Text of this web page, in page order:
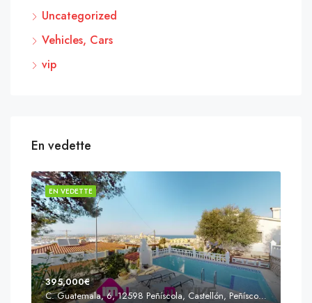
Uncategorized
Vehicles, Cars
vip
En vedette
EN VEDETTE
395,000€
C. Guatemala, 6, 12598 Peñíscola, Castellón, Peñíscola, Communauté valencienne